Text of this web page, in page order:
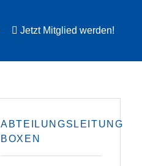
Jetzt Mitglied werden!
ABTEILUNGSLEITUNG
BOXEN